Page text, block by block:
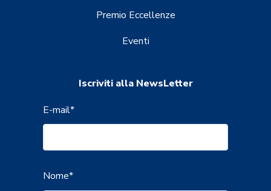
Premio Eccellenze
Eventi
Iscriviti alla NewsLetter
E-mail*
Nome*